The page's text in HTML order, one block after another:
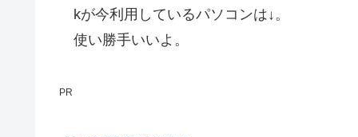
kが今利用しているパソコンは↓。
使い勝手いいよ。
PR